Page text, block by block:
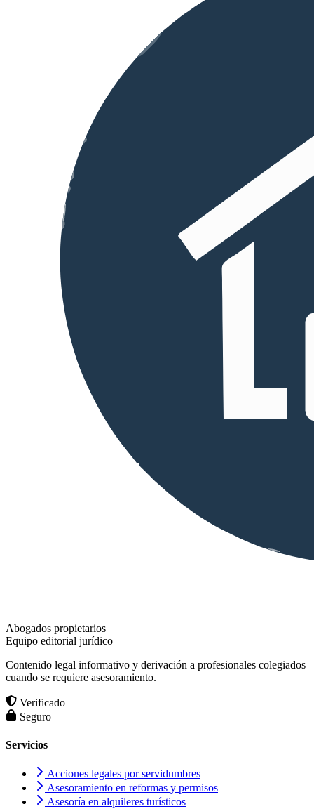
Abogados propietarios
Equipo editorial jurídico
Contenido legal informativo y derivación a profesionales colegiados
cuando se requiere asesoramiento.
Verificado
Seguro
Servicios
Acciones legales por servidumbres
Asesoramiento en reformas y permisos
Asesoría en alquileres turísticos